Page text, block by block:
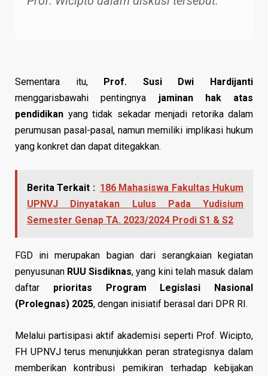
Sementara itu, Prof. Susi Dwi Hardijanti
menggarisbawahi pentingnya jaminan hak atas
pendidikan yang tidak sekadar menjadi retorika dalam
perumusan pasal-pasal, namun memiliki implikasi hukum
yang konkret dan dapat ditegakkan.
Berita Terkait : 186 Mahasiswa Fakultas Hukum
UPNVJ Dinyatakan Lulus Pada Yudisium
Semester Genap TA. 2023/2024 Prodi S1 & S2
FGD ini merupakan bagian dari serangkaian kegiatan
penyusunan RUU Sisdiknas, yang kini telah masuk dalam
daftar prioritas Program Legislasi Nasional
(Prolegnas) 2025, dengan inisiatif berasal dari DPR RI.
Melalui partisipasi aktif akademisi seperti Prof. Wicipto,
FH UPNVJ terus menunjukkan peran strategisnya dalam
memberikan kontribusi pemikiran terhadap kebijakan